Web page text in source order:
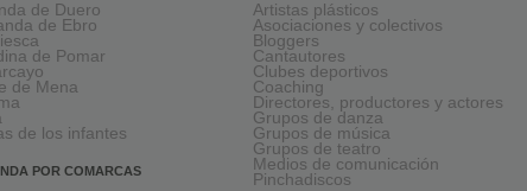
de Duero
de Ebro
de Pomar
de Mena
de los infantes
POR COMARCAS
Artistas plásticos
Asociaciones y colectivos
Bloggers
Cantautores
Clubes deportivos
Coaching
Directores, productores y actores
Grupos de danza
Grupos de música
Grupos de teatro
Medios de comunicación
Pinchadiscos